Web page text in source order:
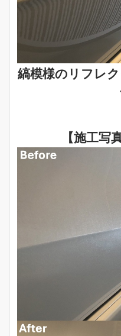
縞模様のリフレ
【施工写